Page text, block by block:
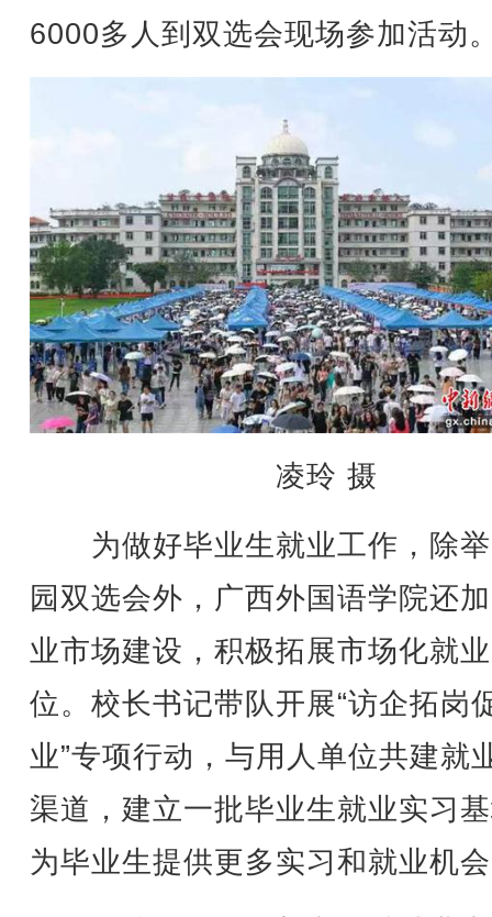
6000多人到双选会现场参加活动
凌玲 摄
为做好毕业生就业工作，除
园双选会外，广西外国语学院还
业市场建设，积极拓展市场化就
位。校长书记带队开展“访企拓岗
业”专项行动，与用人单位共建就
渠道，建立一批毕业生就业实习
为毕业生提供更多实习和就业机